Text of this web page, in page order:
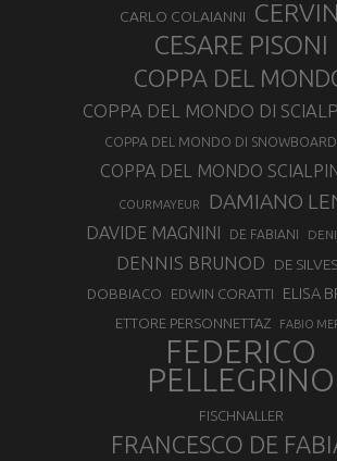
CARLO COLAIANNI
CESARE PISONI
COPPA DEL
COPPA DEL MONDO DI
COPPA DEL MONDO DI
COPPA DEL MONDO
COURMAYEUR DAMIANO
DAVIDE MAGNINI DE FABIANI
DENNIS BRUNOD DE
DOBBIACO EDWIN CORATTI ELISA
ETTORE PERSONNETTAZ FABIO
FEDERICO
PELLEGRINO
FISCHNALLER
FRANCESCO DE